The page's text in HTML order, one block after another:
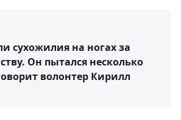
сухожилия на ногах за
Он пытался несколько
волонтер Кирилл